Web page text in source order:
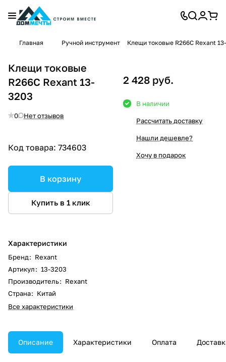
Главная Ручной инструмент Клещи токовые R266C Rexant
Клещи токовые
R266C Rexant 13-
3203
0 Нет отзывов
Код товара: 734603
В корзину
Купить в 1 клик
Характеристики
Бренд: Rexant
Артикул: 13-3203
Производитель: Rexant
Страна: Китай
Все характеристики
2 428 руб.
В наличии
Рассчитать доставку
Нашли дешевле?
Хочу в подарок
Описание Характеристики Оплата